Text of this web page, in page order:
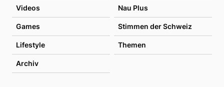
Videos Nau Plus
Games Stimmen der Schweiz
Lifestyle Themen
Archiv